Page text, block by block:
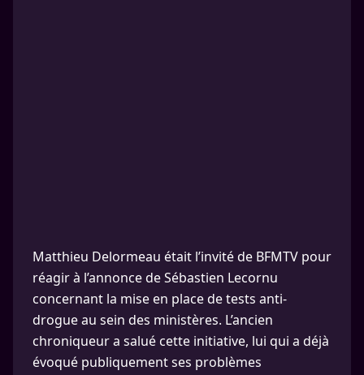
Matthieu Delormeau était l’invité de BFMTV pour
réagir à l’annonce de Sébastien Lecornu
concernant la mise en place de tests anti-
drogue au sein des ministères. L’ancien
chroniqueur a salué cette initiative, lui qui a déjà
évoqué publiquement ses problèmes